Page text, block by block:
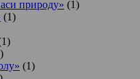
природу» (1)
(1)
(1)